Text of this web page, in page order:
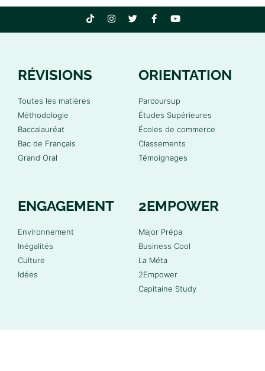
RÉVISIONS
Toutes les matières
Méthodologie
Baccalauréat
Bac de Français
Grand Oral
ORIENTATION
Parcoursup
Études Supérieures
Écoles de commerce
Classements
Témoignages
ENGAGEMENT
Environnement
Inégalités
Culture
Idées
2EMPOWER
Major Prépa
Business Cool
La Méta
2Empower
Capitaine Study